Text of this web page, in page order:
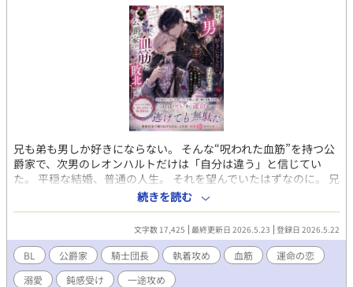
兄も弟も男しか好きにならない。 そんな“呪われた血筋”を持つ公
爵家で、次男のレオンハルトだけは「自分は違う」と信じてい
た。 平穏な結婚、普通の人生。 それを望んでいたはずなのに。 兄
の友人である無愛想な騎士団長・カイルと再会した日から、世界
がおかしくなる。 触れられるだけで心臓が跳ねる。 視線を向けら
れるだけで息が苦しい。 しかも相手は、なぜか最初から距離が近
くて……？ 「お前もヴァレンティアだったな」 恋を認めたくない
次男と、十年越しに想い続ける騎士団長の、貴族社会BLロマン
ス。
続きを読む
文字数 17,425 最終更新日 2026.5.23 登録日 2026.5.22
BL 公爵家 騎士団長 執着攻め 血筋
運命の恋
溺愛
鈍感受け 一途攻め